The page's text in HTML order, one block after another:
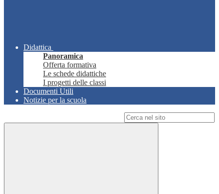
Didattica
Panoramica
Offerta formativa
Le schede didattiche
I progetti delle classi
Documenti Utili
Notizie per la scuola